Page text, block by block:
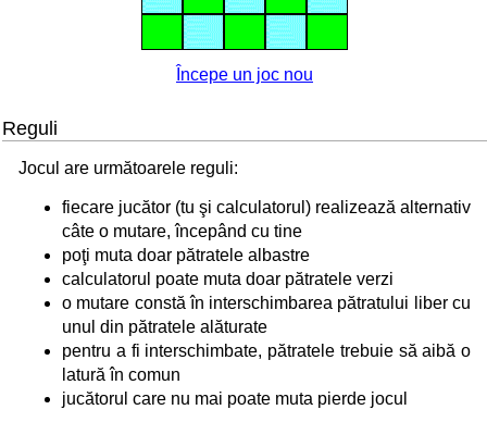
Începe un joc nou
Reguli
Jocul are următoarele reguli:
fiecare jucător (tu şi calculatorul) realizează alternativ
câte o mutare, începând cu tine
poţi muta doar pătratele albastre
calculatorul poate muta doar pătratele verzi
o mutare constă în interschimbarea pătratului liber cu
unul din pătratele alăturate
pentru a fi interschimbate, pătratele trebuie să aibă o
latură în comun
jucătorul care nu mai poate muta pierde jocul